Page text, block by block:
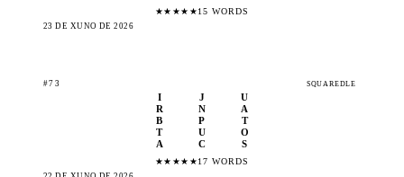
★★ ★★ ★15 WORDS
23 DE XUÑO DE 2026
#73 SQUAREDLE
I J
U
R
N
A
B
P
T
T
U
O
A
C S
★★ ★★ ★17 WORDS